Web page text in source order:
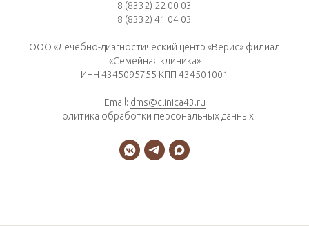
8 (8332) 22 00 03
8 (8332) 41 04 03
ООО «Лечебно-диагностический центр «Верис» филиал
«Семейная клиника»
ИНН 4345095755 КПП 434501001
Email: dms@clinica43.ru
Политика обработки персональных данных